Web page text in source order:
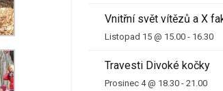
Vnitřní svět vítězů a X
Listopad 15 @ 15.00 - 16.30
Travesti Divoké kočky
Prosinec 4 @ 18.30 -21.00